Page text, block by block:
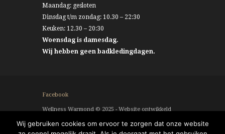
Maandag: gesloten
Dinsdag t/m zondag: 10.30 – 22:30
Keuken: 12.30 – 20:30
Woensdag is damesdag.
Wij hebben geen badkledingdagen.
Facebook
Wellness Warmond © 2025 - Website ontwikkeld
door Eenvoud
Wij gebruiken cookies om ervoor te zorgen dat onze website